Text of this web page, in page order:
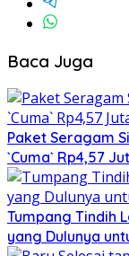
Baca Juga
Paket Seragam
`Cuma` Rp4,57
Tumpang Tindih
yang Dulunya